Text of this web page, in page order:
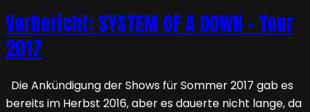
Vorbericht: SYSTEM OF A DOWN – Tour
2017
Die Ankündigung der Shows für Sommer 2017 gab es
bereits im Herbst 2016, aber es dauerte nicht lange, da